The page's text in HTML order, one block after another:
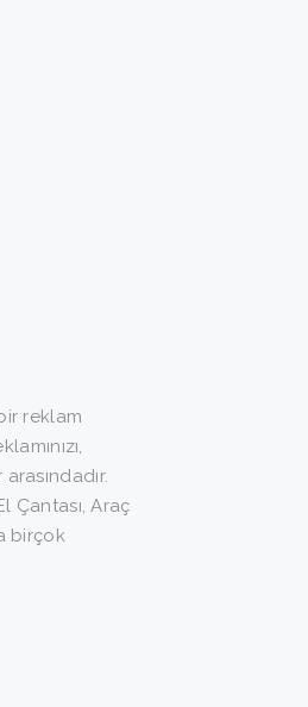
reklam
Çantası, Araç
birçok